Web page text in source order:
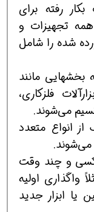
رفته برای
همه تجهیزات و
شده را شامل
بخشهایی مانند
فلزكاری،
می‌شوند.
انواع متعدد
می‌شوند.
كسی و چند وقت
واگذاری اولیه
یا ابزار جدید